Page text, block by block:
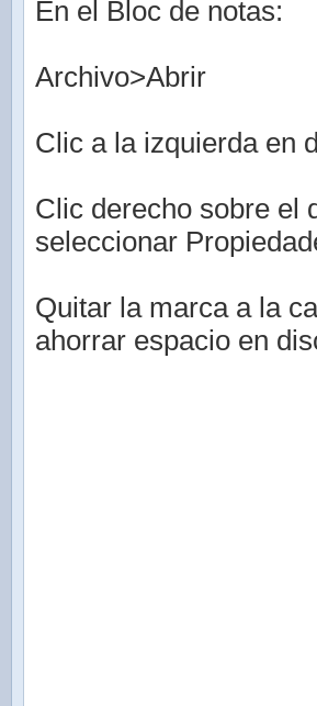
En el Bloc de notas:
Archivo>Abrir
Clic a la izquierda en
Clic derecho sobre el
seleccionar
Quitar la marca a la
ahorrar espacio en